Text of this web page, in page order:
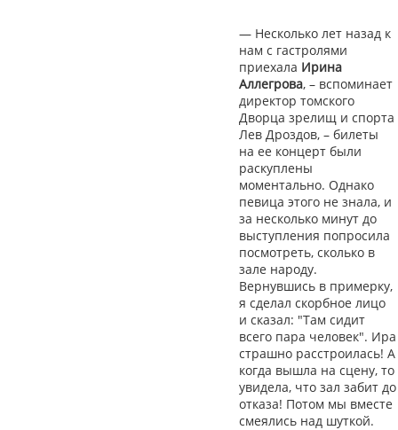
— Несколько лет назад к
нам с гастролями
приехала Ирина
Аллегрова, – вспоминает
директор томского
Дворца зрелищ и спорта
Лев Дроздов, – билеты
на ее концерт были
раскуплены
моментально. Однако
певица этого не знала, и
за несколько минут до
выступления попросила
посмотреть, сколько в
зале народу.
Вернувшись в примерку,
я сделал скорбное лицо
и сказал: "Там сидит
всего пара человек". Ира
страшно расстроилась! А
когда вышла на сцену, то
увидела, что зал забит до
отказа! Потом мы вместе
смеялись над шуткой.